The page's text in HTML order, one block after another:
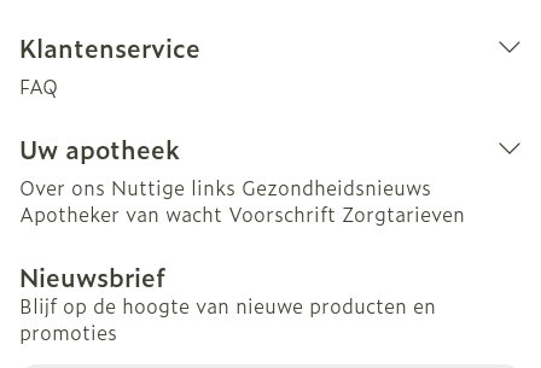
Klantenservice
FAQ
Uw apotheek
Over ons Nuttige links Gezondheidsnieuws
Apotheker van wacht Voorschrift Zorgtarieven
Nieuwsbrief
Blijf op de hoogte van nieuwe producten en
promoties